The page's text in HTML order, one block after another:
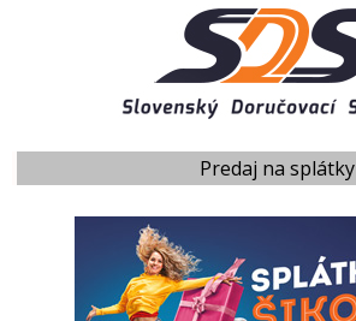
Predaj na splátky